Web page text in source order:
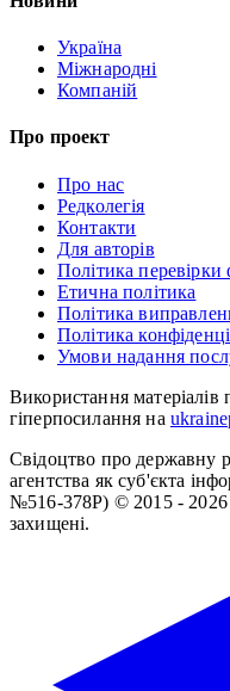
Україна
Міжнародні
Компаній
Про проект
Про нас
Редколегія
Контакти
Для авторів
Політика перевірки
Етична політика
Політика
Політика
Умови надання
Використання матеріалів
гіперпосилання на
Свідоцтво про державну
агентства як суб'єкта
№516-378Р) © 2015 - 2026
захищені.